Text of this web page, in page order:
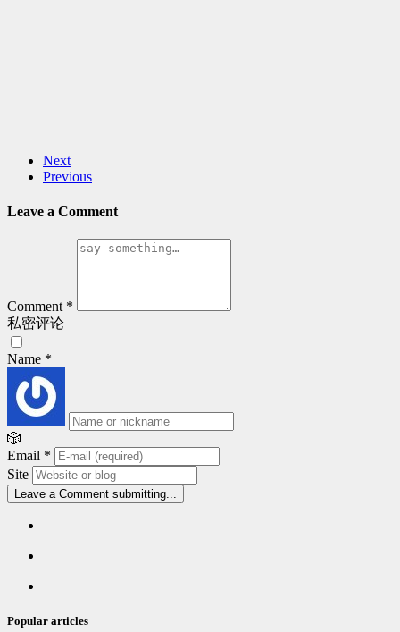
Next
Previous
Leave a Comment
Comment *
私密评论
Name *
🎲
Email *
Site
Leave a Comment submitting...
Popular articles